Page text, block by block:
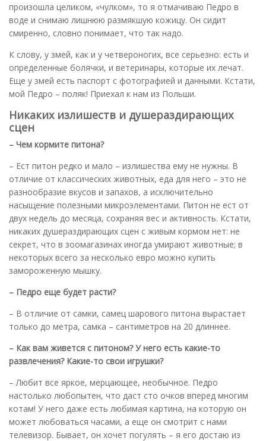
произошла целиком, «чулком», то я отмачиваю Педро в
воде и снимаю лишнюю размякшую кожицу. Он сидит
смиренно, словно понимает, что так надо.
К слову, у змей, как и у четвероногих, все серьезно: есть и
определенные болячки, и ветеринары, которые их лечат.
Еще у змей есть паспорт с фотографией и данными. Кстати,
мой Педро – поляк! Приехал к нам из Польши.
Никаких излишеств и душераздирающих
сцен
– Чем кормите питона?
– Ест питон редко и мало – излишества ему не нужны. В
отличие от классических животных, еда для него – это не
разнообразие вкусов и запахов, а исключительно
насыщение полезными микроэлементами. Питон не ест от
двух недель до месяца, сохраняя вес и активность. Кстати,
никаких душераздирающих сцен с живым кормом нет: не
секрет, что в зоомагазинах иногда умирают животные; в
некоторых всего за несколько евро можно купить
замороженную мышку.
– Педро еще будет расти?
– В отличие от самки, самец шарового питона вырастает
только до метра, самка – сантиметров на 20 длиннее.
– Как вам живется с питоном? У него есть какие-то
развлечения? Какие-то свои игрушки?
– Любит все яркое, мерцающее, необычное. Педро
настолько любопытен, что даст сто очков вперед многим
котам! У него даже есть любимая картина, на которую он
может любоваться часами, а еще он смотрит с нами
телевизор. Бывает, он хочет погулять – я его достаю из